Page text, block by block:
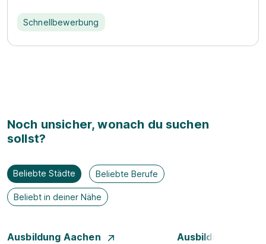
Schnellbewerbung
Noch unsicher, wonach du suchen
sollst?
Beliebte Städte Beliebte Berufe
Beliebt in deiner Nähe
Ausbildung Aachen
Ausbildung